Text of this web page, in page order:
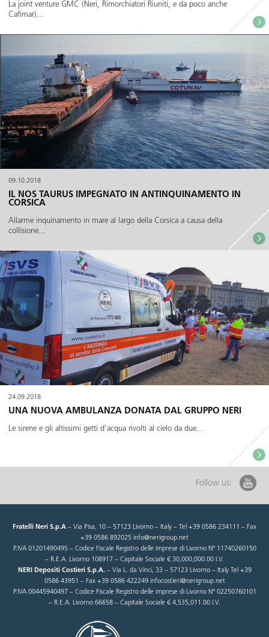
La joint venture GMC (Neri, Rimorchiatori Riuniti, e da poco anche
Cafimar)...
09.10.2018
IL NOS TAURUS IMPEGNATO IN ANTINQUINAMENTO IN
CORSICA
Allarme inquinamento in mare al largo della Corsica a causa della
collisione...
24.09.2018
UNA NUOVA AMBULANZA DONATA DAL GRUPPO NERI
Le sirene e gli altissimi getti d'acqua rivolti al cielo da due...
Follow us:
Fratelli Neri S.p.A – Via Pisa, 10 – 57123 Livorno – Italy – Tel +39 0586 234111 – Fax
+39 0586 892025 info@nerigroup.net
P.IVA 01201490495 – Codice Fiscale Registro delle imprese di Livorno N° 11740260150
– R.E.A. Livorno 108917 – Capitale Sociale € 30,000,000.00 I.V.
NERI Depositi Costieri S.p.A.– Via L. da Vinci, 33 – 57123 Livorno – Italy Tel +39
0586 43951 – Fax +39 0586 422249 infocostieri@nerigroup.net
P.IVA 00445940497 – Codice Fiscale Registro delle imprese di Livorno N° 02250760101
– R.E.A. Livorno 66658 – Capitale Sociale € 4,535,011.00 I.V.